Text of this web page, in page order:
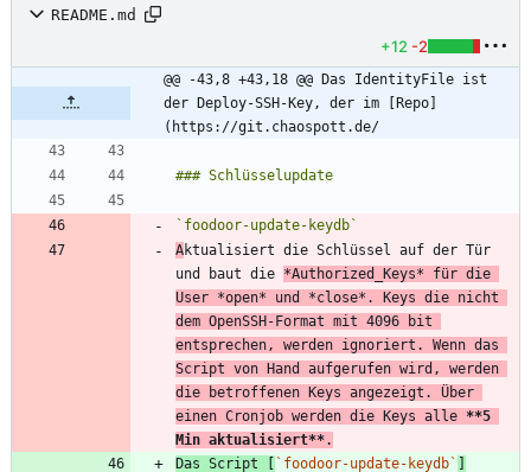
README.md
+12 -2
@@ -43,8 +43,18 @@ Das IdentityFile ist
der Deploy-SSH-Key, der im [Repo]
(https://git.chaospott.de/
`foodoor-update-keydb`
Aktualisiert die Schlüssel auf der Tür
und baut die *Authorized_Keys* für die
User *open* und *close* . Keys die nicht
dem OpenSSH-Format mit 4096 bit
entsprechen, werden ignoriert. Wenn das
Script von Hand aufgerufen wird, werden
die betroffenen Keys angezeigt. Über
einen Cronjob werden die Keys alle **5
Min aktualisiert**.
Das Script [
`foodoor-update-keydb`